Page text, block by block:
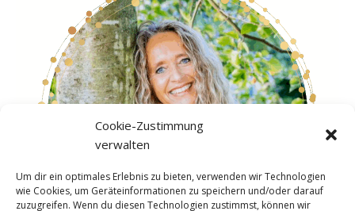
Cookie-Zustimmung
verwalten
Um dir ein optimales Erlebnis zu bieten, verwenden wir Technologien
wie Cookies, um Geräteinformationen zu speichern und/oder darauf
zuzugreifen. Wenn du diesen Technologien zustimmst, können wir